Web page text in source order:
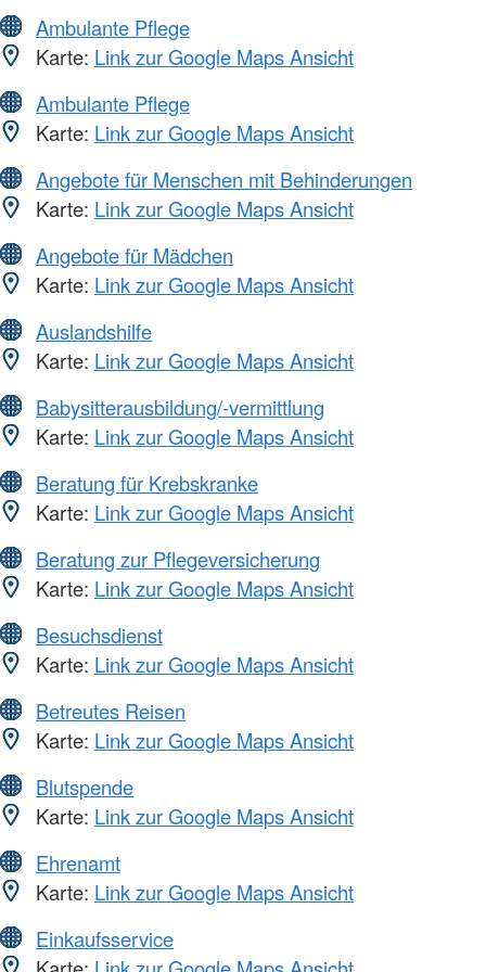
Ambulante Pflege
Karte: Link zur Google Maps Ansicht
Ambulante Pflege
Karte: Link zur Google Maps Ansicht
Angebote für Menschen mit Behinderungen
Karte: Link zur Google Maps Ansicht
Angebote für Mädchen
Karte: Link zur Google Maps Ansicht
Auslandshilfe
Karte: Link zur Google Maps Ansicht
Babysitterausbildung/-vermittlung
Karte: Link zur Google Maps Ansicht
Beratung für Krebskranke
Karte: Link zur Google Maps Ansicht
Beratung zur Pflegeversicherung
Karte: Link zur Google Maps Ansicht
Besuchsdienst
Karte: Link zur Google Maps Ansicht
Betreutes Reisen
Karte: Link zur Google Maps Ansicht
Blutspende
Karte: Link zur Google Maps Ansicht
Ehrenamt
Karte: Link zur Google Maps Ansicht
Einkaufsservice